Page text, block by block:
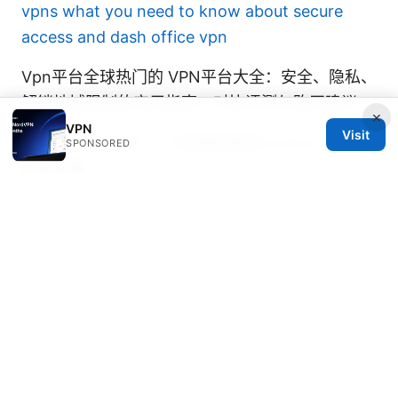
vpns what you need to know about secure
access and dash office vpn
Vpn平台全球热门的 VPN平台大全：安全、隐私、
解锁地域限制的实用指南、对比评测与购买建议
在 ubuntu 20 04 ⭐ 上安装和使用 proton vpn 的
×
VPN
SPONSORED
Visit